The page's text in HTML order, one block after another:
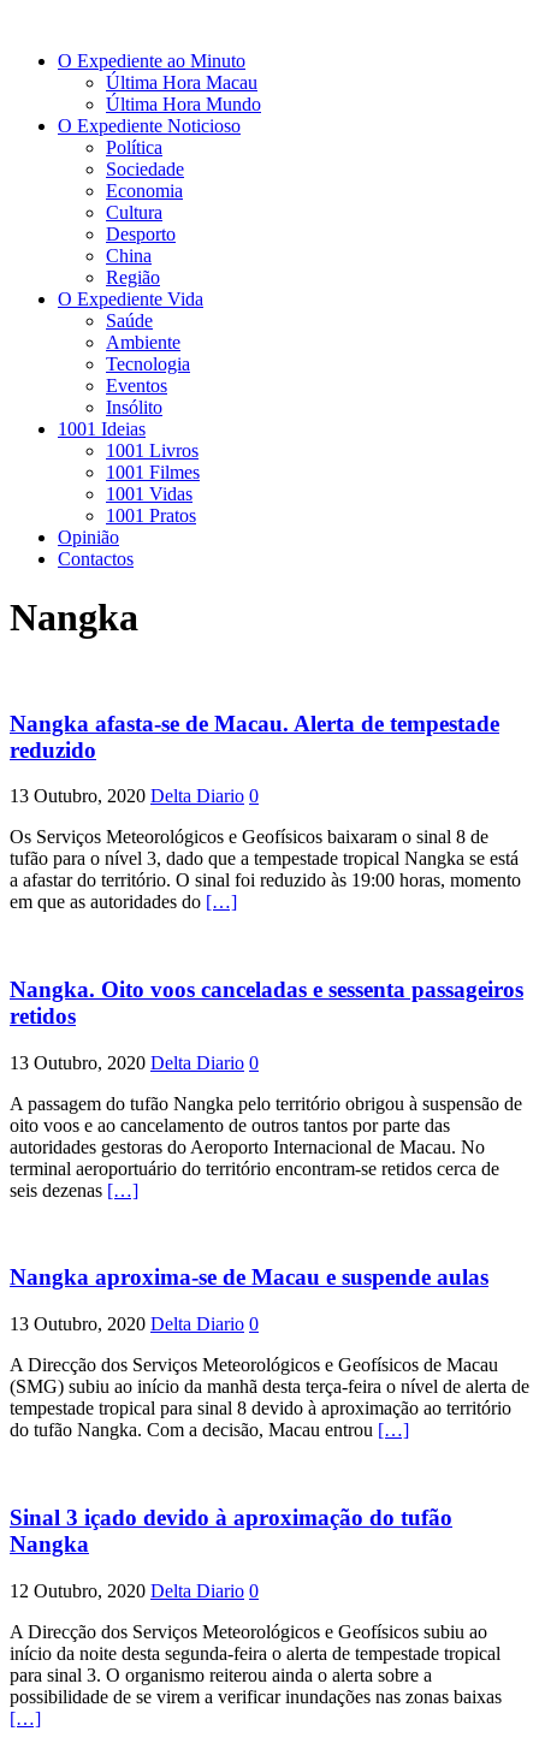
O Expediente ao Minuto
Última Hora Macau
Última Hora Mundo
O Expediente Noticioso
Política
Sociedade
Economia
Cultura
Desporto
China
Região
O Expediente Vida
Saúde
Ambiente
Tecnologia
Eventos
Insólito
1001 Ideias
1001 Livros
1001 Filmes
1001 Vidas
1001 Pratos
Opinião
Contactos
Nangka
Nangka afasta-se de Macau. Alerta de tempestade
reduzido
13 Outubro, 2020 Delta Diario 0
Os Serviços Meteorológicos e Geofísicos baixaram o sinal 8 de
tufão para o nível 3, dado que a tempestade tropical Nangka se está
a afastar do território. O sinal foi reduzido às 19:00 horas, momento
em que as autoridades do […]
Nangka. Oito voos canceladas e sessenta passageiros
retidos
13 Outubro, 2020 Delta Diario 0
A passagem do tufão Nangka pelo território obrigou à suspensão de
oito voos e ao cancelamento de outros tantos por parte das
autoridades gestoras do Aeroporto Internacional de Macau. No
terminal aeroportuário do território encontram-se retidos cerca de
seis dezenas […]
Nangka aproxima-se de Macau e suspende aulas
13 Outubro, 2020 Delta Diario 0
A Direcção dos Serviços Meteorológicos e Geofísicos de Macau
(SMG) subiu ao início da manhã desta terça-feira o nível de alerta de
tempestade tropical para sinal 8 devido à aproximação ao território
do tufão Nangka. Com a decisão, Macau entrou […]
Sinal 3 içado devido à aproximação do tufão
Nangka
12 Outubro, 2020 Delta Diario 0
A Direcção dos Serviços Meteorológicos e Geofísicos subiu ao
início da noite desta segunda-feira o alerta de tempestade tropical
para sinal 3. O organismo reiterou ainda o alerta sobre a
possibilidade de se virem a verificar inundações nas zonas baixas
[…]